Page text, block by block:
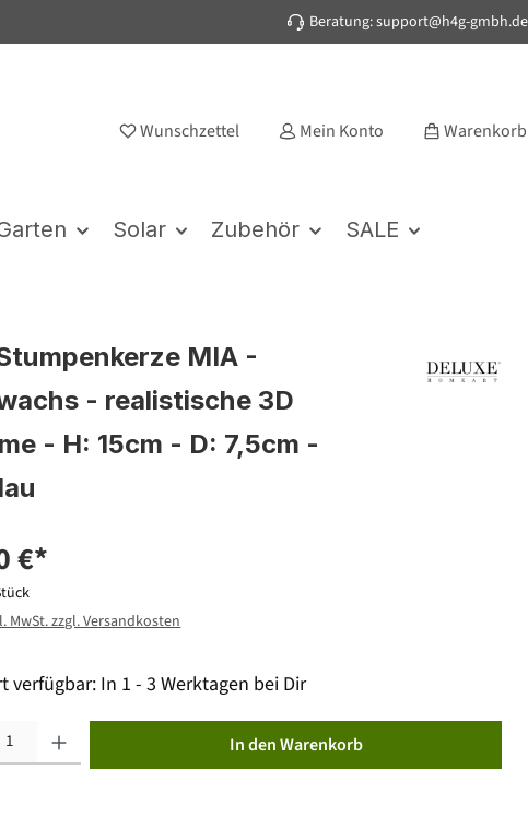
Beratung: support@h4g-gmbh.de
Wunschzettel Mein Konto Warenkorb
Solar Zubehör SALE
MIA -
- realistische 3D
- H: 15cm - D: 7,5cm -
€*
MwSt. zzgl. Versandkosten
verfügbar: In 1 - 3 Werktagen bei Dir
In den Warenkorb